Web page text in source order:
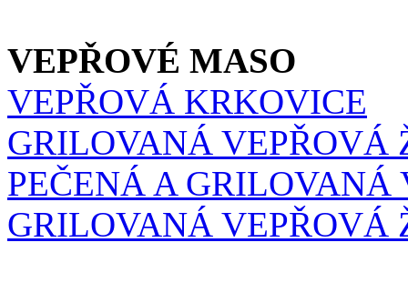
VEPŘOVÉ MASO
VEPŘOVÁ KRKOVICE
GRILOVANÁ VEPŘOVÁ
PEČENÁ A GRILOVANÁ
GRILOVANÁ VEPŘOVÁ